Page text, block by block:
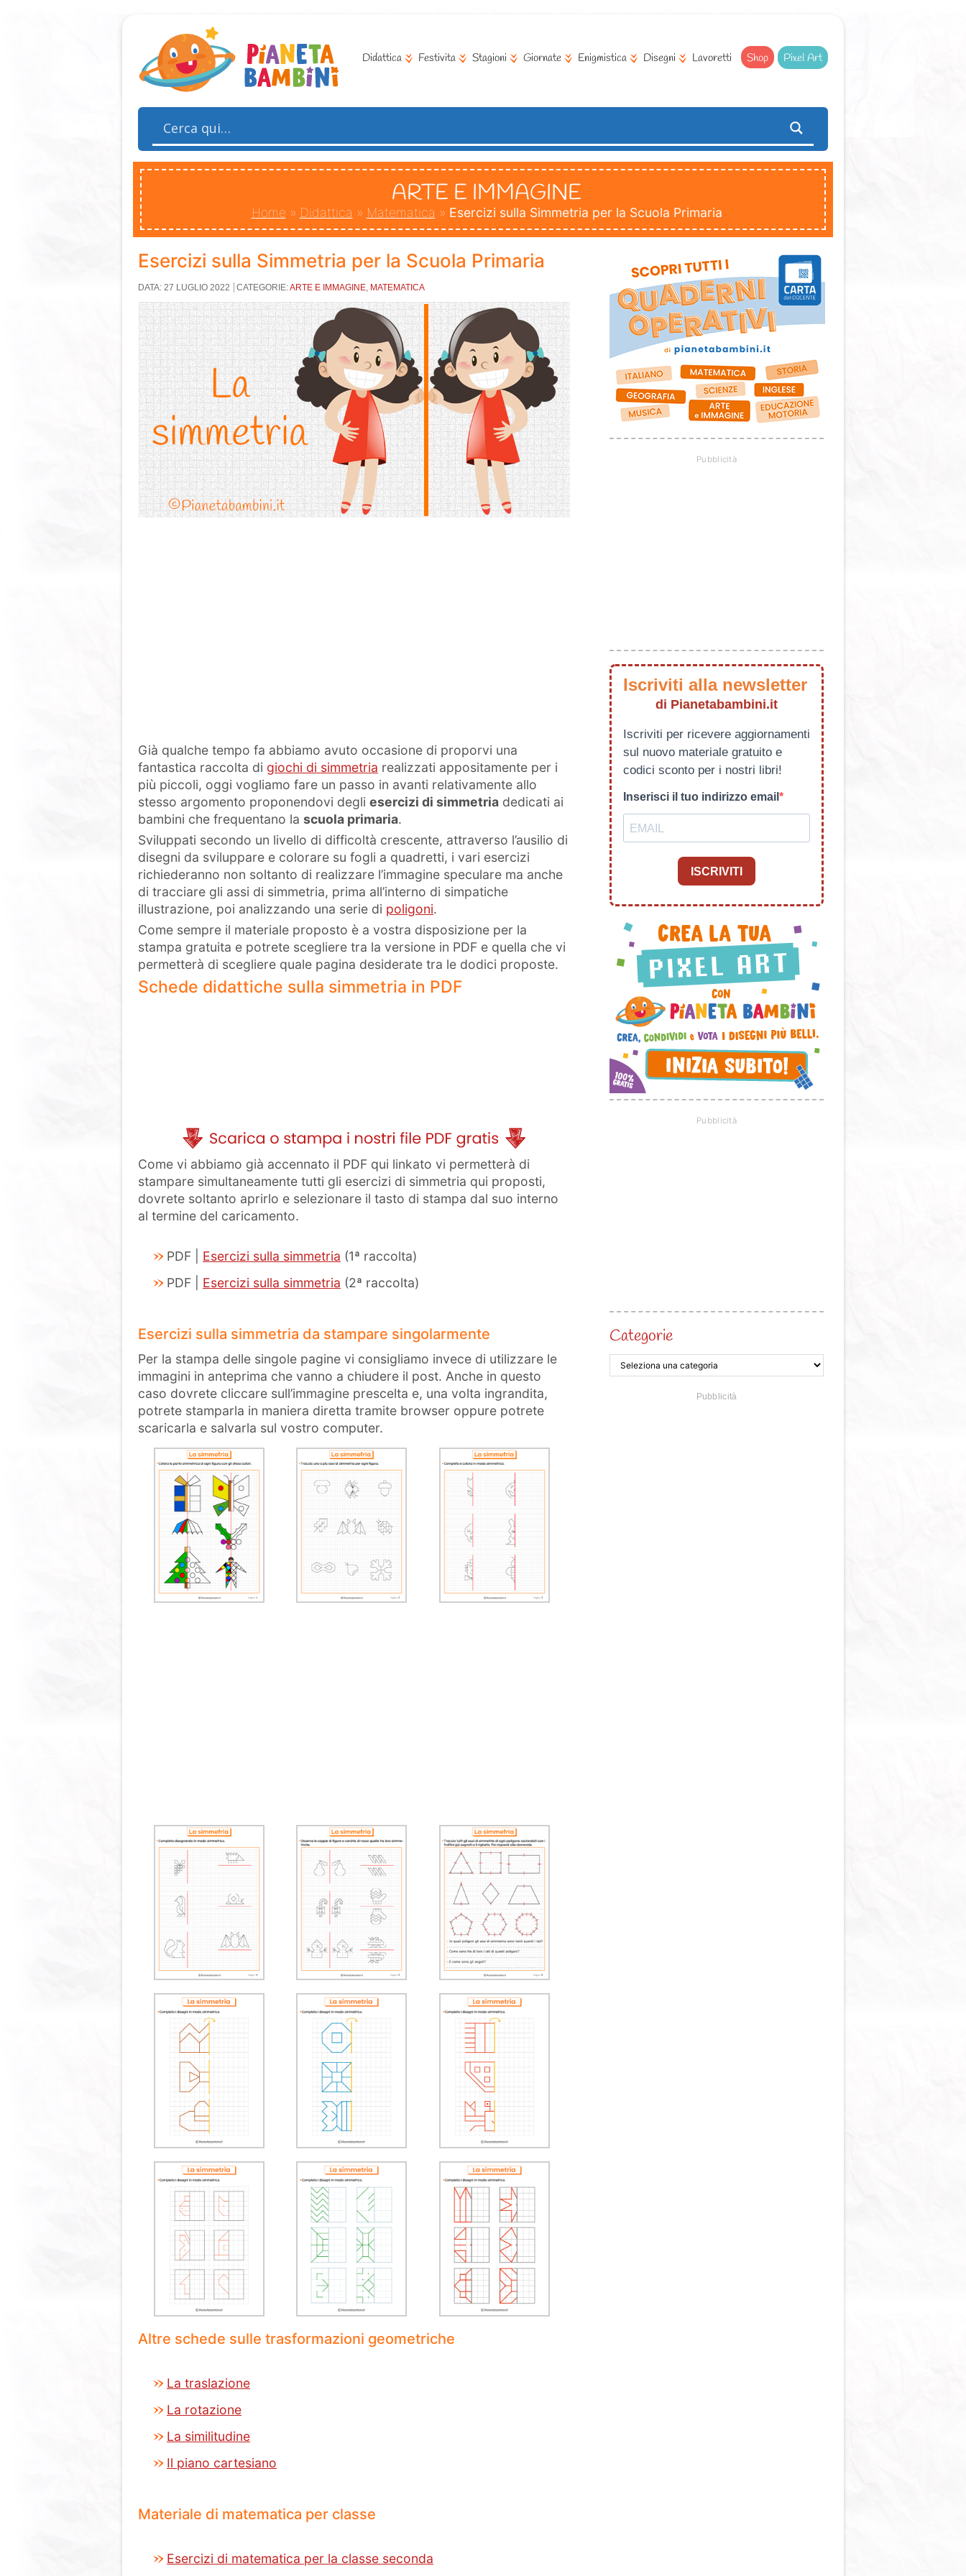
Didattica Festivita Stagioni Giornate Enigmistica Disegni Lavoretti Shop Pixel Art
ARTE E IMMAGINE
Home » Didattica » Matematica » Esercizi sulla Simmetria per la Scuola Primaria
Esercizi sulla Simmetria per la Scuola Primaria
DATA: 27 LUGLIO 2022 CATEGORIE:ARTE E IMMAGINE, MATEMATICA
Già qualche tempo fa abbiamo avuto occasione di proporvi una
fantastica raccolta di giochi di simmetria realizzati appositamente per i
più piccoli, oggi vogliamo fare un passo in avanti relativamente allo
stesso argomento proponendovi degli esercizi di simmetria dedicati ai
bambini che frequentano la scuola primaria.
Sviluppati secondo un livello di difficoltà crescente, attraverso l’ausilio di
disegni da sviluppare e colorare su fogli a quadretti, i vari esercizi
richiederanno non soltanto di realizzare l’immagine speculare ma anche
di tracciare gli assi di simmetria, prima all’interno di simpatiche
illustrazione, poi analizzando una serie di poligoni.
Come sempre il materiale proposto è a vostra disposizione per la
stampa gratuita e potrete scegliere tra la versione in PDF e quella che vi
permetterà di scegliere quale pagina desiderate tra le dodici proposte.
Schede didattiche sulla simmetria in PDF
Come vi abbiamo già accennato il PDF qui linkato vi permetterà di
stampare simultaneamente tutti gli esercizi di simmetria qui proposti,
dovrete soltanto aprirlo e selezionare il tasto di stampa dal suo interno
al termine del caricamento.
PDF | Esercizi sulla simmetria (1ª raccolta)
PDF | Esercizi sulla simmetria (2ª raccolta)
Esercizi sulla simmetria da stampare singolarmente
Per la stampa delle singole pagine vi consigliamo invece di utilizzare le
immagini in anteprima che vanno a chiudere il post. Anche in questo
caso dovrete cliccare sull’immagine prescelta e, una volta ingrandita,
potrete stamparla in maniera diretta tramite browser oppure potrete
scaricarla e salvarla sul vostro computer.
Altre schede sulle trasformazioni geometriche
La traslazione
La rotazione
La similitudine
Il piano cartesiano
Materiale di matematica per classe
Esercizi di matematica per la classe seconda
Iscriviti alla newsletter
di Pianetabambini.it
Iscriviti per ricevere aggiornamenti
sul nuovo materiale gratuito e
codici sconto per i nostri libri!
Inserisci il tuo indirizzo email
ISCRIVITI
Categorie